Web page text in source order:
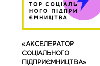
«АКСЕЛЕРАТОР
СОЦІАЛЬНОГО
ПІДПРИЄМНИЦТВА»